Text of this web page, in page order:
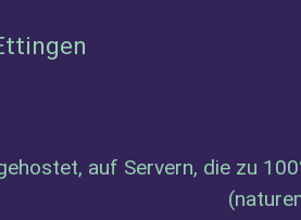
auf Servern, die zu